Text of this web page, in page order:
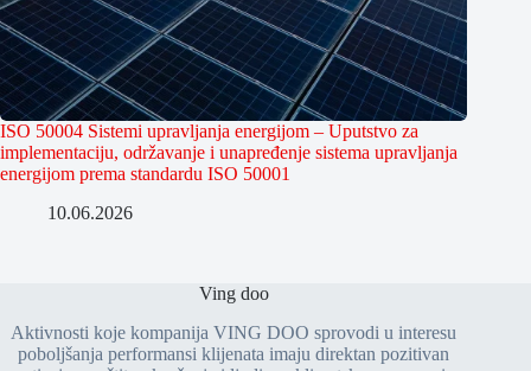
ISO 50004 Sistemi upravljanja energijom – Uputstvo za
implementaciju, održavanje i unapređenje sistema upravljanja
energijom prema standardu ISO 50001
10.06.2026
Ving doo
Aktivnosti koje kompanija VING DOO sprovodi u interesu
poboljšanja performansi klijenata imaju direktan pozitivan